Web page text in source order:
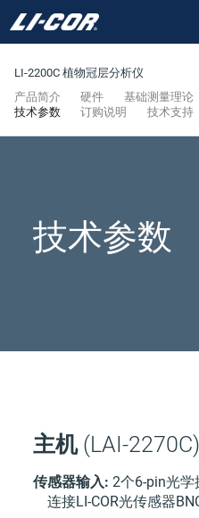
LI-2200C 植物冠层分析仪
产品简介
硬件 基础测量理论
技术参数
订购说明 技术支持
技术参数
主机 (LAI-2270C)
传感器输入: 2个6-pin光学
连接LI-COR光传感器